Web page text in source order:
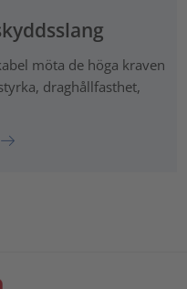
möta de höga kraven
draghållfasthet,